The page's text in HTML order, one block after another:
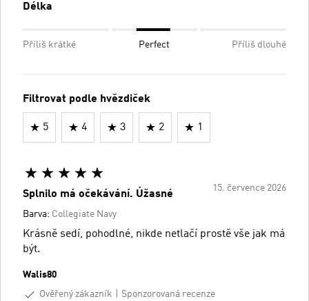
Délka
Příliš krátké Perfect Příliš dlouhé
Filtrovat podle hvězdiček
5 4 3 2 1
15. července 2026
Splnilo má očekávání. Úžasné
Barva: Collegiate Navy
Krásně sedí, pohodlné, nikde netlačí prostě vše jak má
být.
Walis80
Ověřený zákazník
Sponzorovaná recenze